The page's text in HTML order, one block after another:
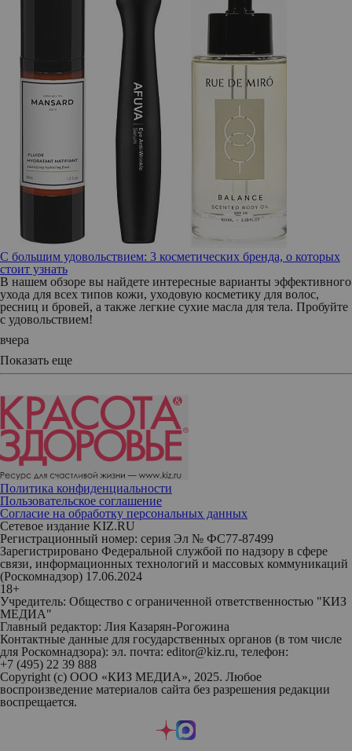
С большим удовольствием: 3 косметических бренда, о которых
стоит узнать
В нашем обзоре вы найдете интересные варианты эффективного
ухода для всех типов кожи, уходовую косметику для волос,
ресниц и бровей, а также легкие сухие масла для тела. Пробуйте
с удовольствием!
вчера
Показать еще
Политика конфиденциальности
Пользовательское соглашение
Согласие на обработку персональных данных
Сетевое издание KIZ.RU
Регистрационный номер: серия Эл № ФС77-87499
Зарегистрировано Федеральной службой по надзору в сфере
связи, информационных технологий и массовых коммуникаций
(Роскомнадзор) 17.06.2024
18+
Учредитель: Общество с ограниченной ответственностью "КИЗ
МЕДИА"
Главный редактор: Лия Казарян-Рогожина
Контактные данные для государственных органов (в том числе
для Роскомнадзора): эл. почта: editor@kiz.ru, телефон:
+7 (495) 22 39 888
Copyright (с) ООО «КИЗ МЕДИА», 2025. Любое
воспроизведение материалов сайта без разрешения редакции
воспрещается.